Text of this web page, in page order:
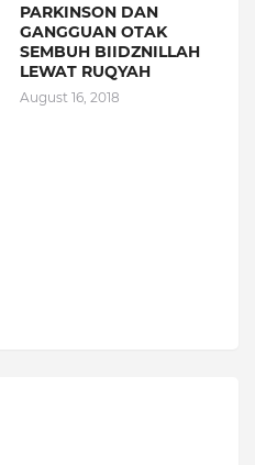
PARKINSON DAN
GANGGUAN OTAK
SEMBUH BIIDZNILLAH
LEWAT RUQYAH
August 16, 2018